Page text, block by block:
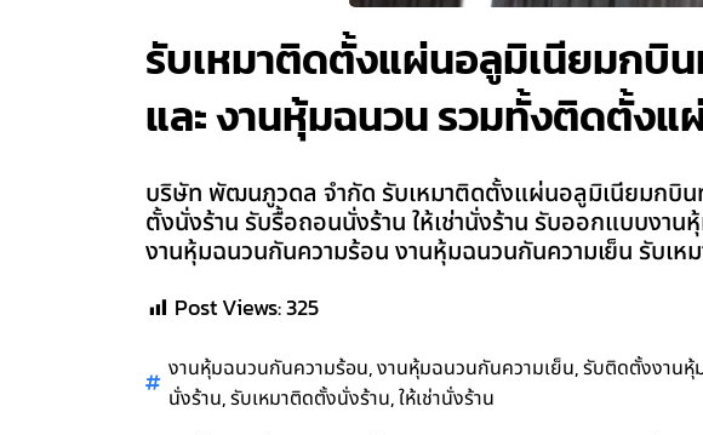
รับเหมาติดตั้งแผ่นอลูมิเนียมกบิน
และ งานหุ้มฉนวน รวมทั้งติดตั้งแ
บริษัท พัฒนภูวดล จำกัด รับเหมาติดตั้งแผ่นอลูมิเนียมกบิน
ตั้งนั่งร้าน รับรื้อถอนนั่งร้าน ให้เช่านั่งร้าน รับออกแบบง
งานหุ้มฉนวนกันความร้อน งานหุ้มฉนวนกันความเย็น รับเ
Post Views:325
งานหุ้มฉนวนกันความร้อน,งานหุ้มฉนวนกันความเย็น,รับติดตั้งงานหุ้
นั่งร้าน,รับเหมาติดตั้งนั่งร้าน,ให้เช่านั่งร้าน